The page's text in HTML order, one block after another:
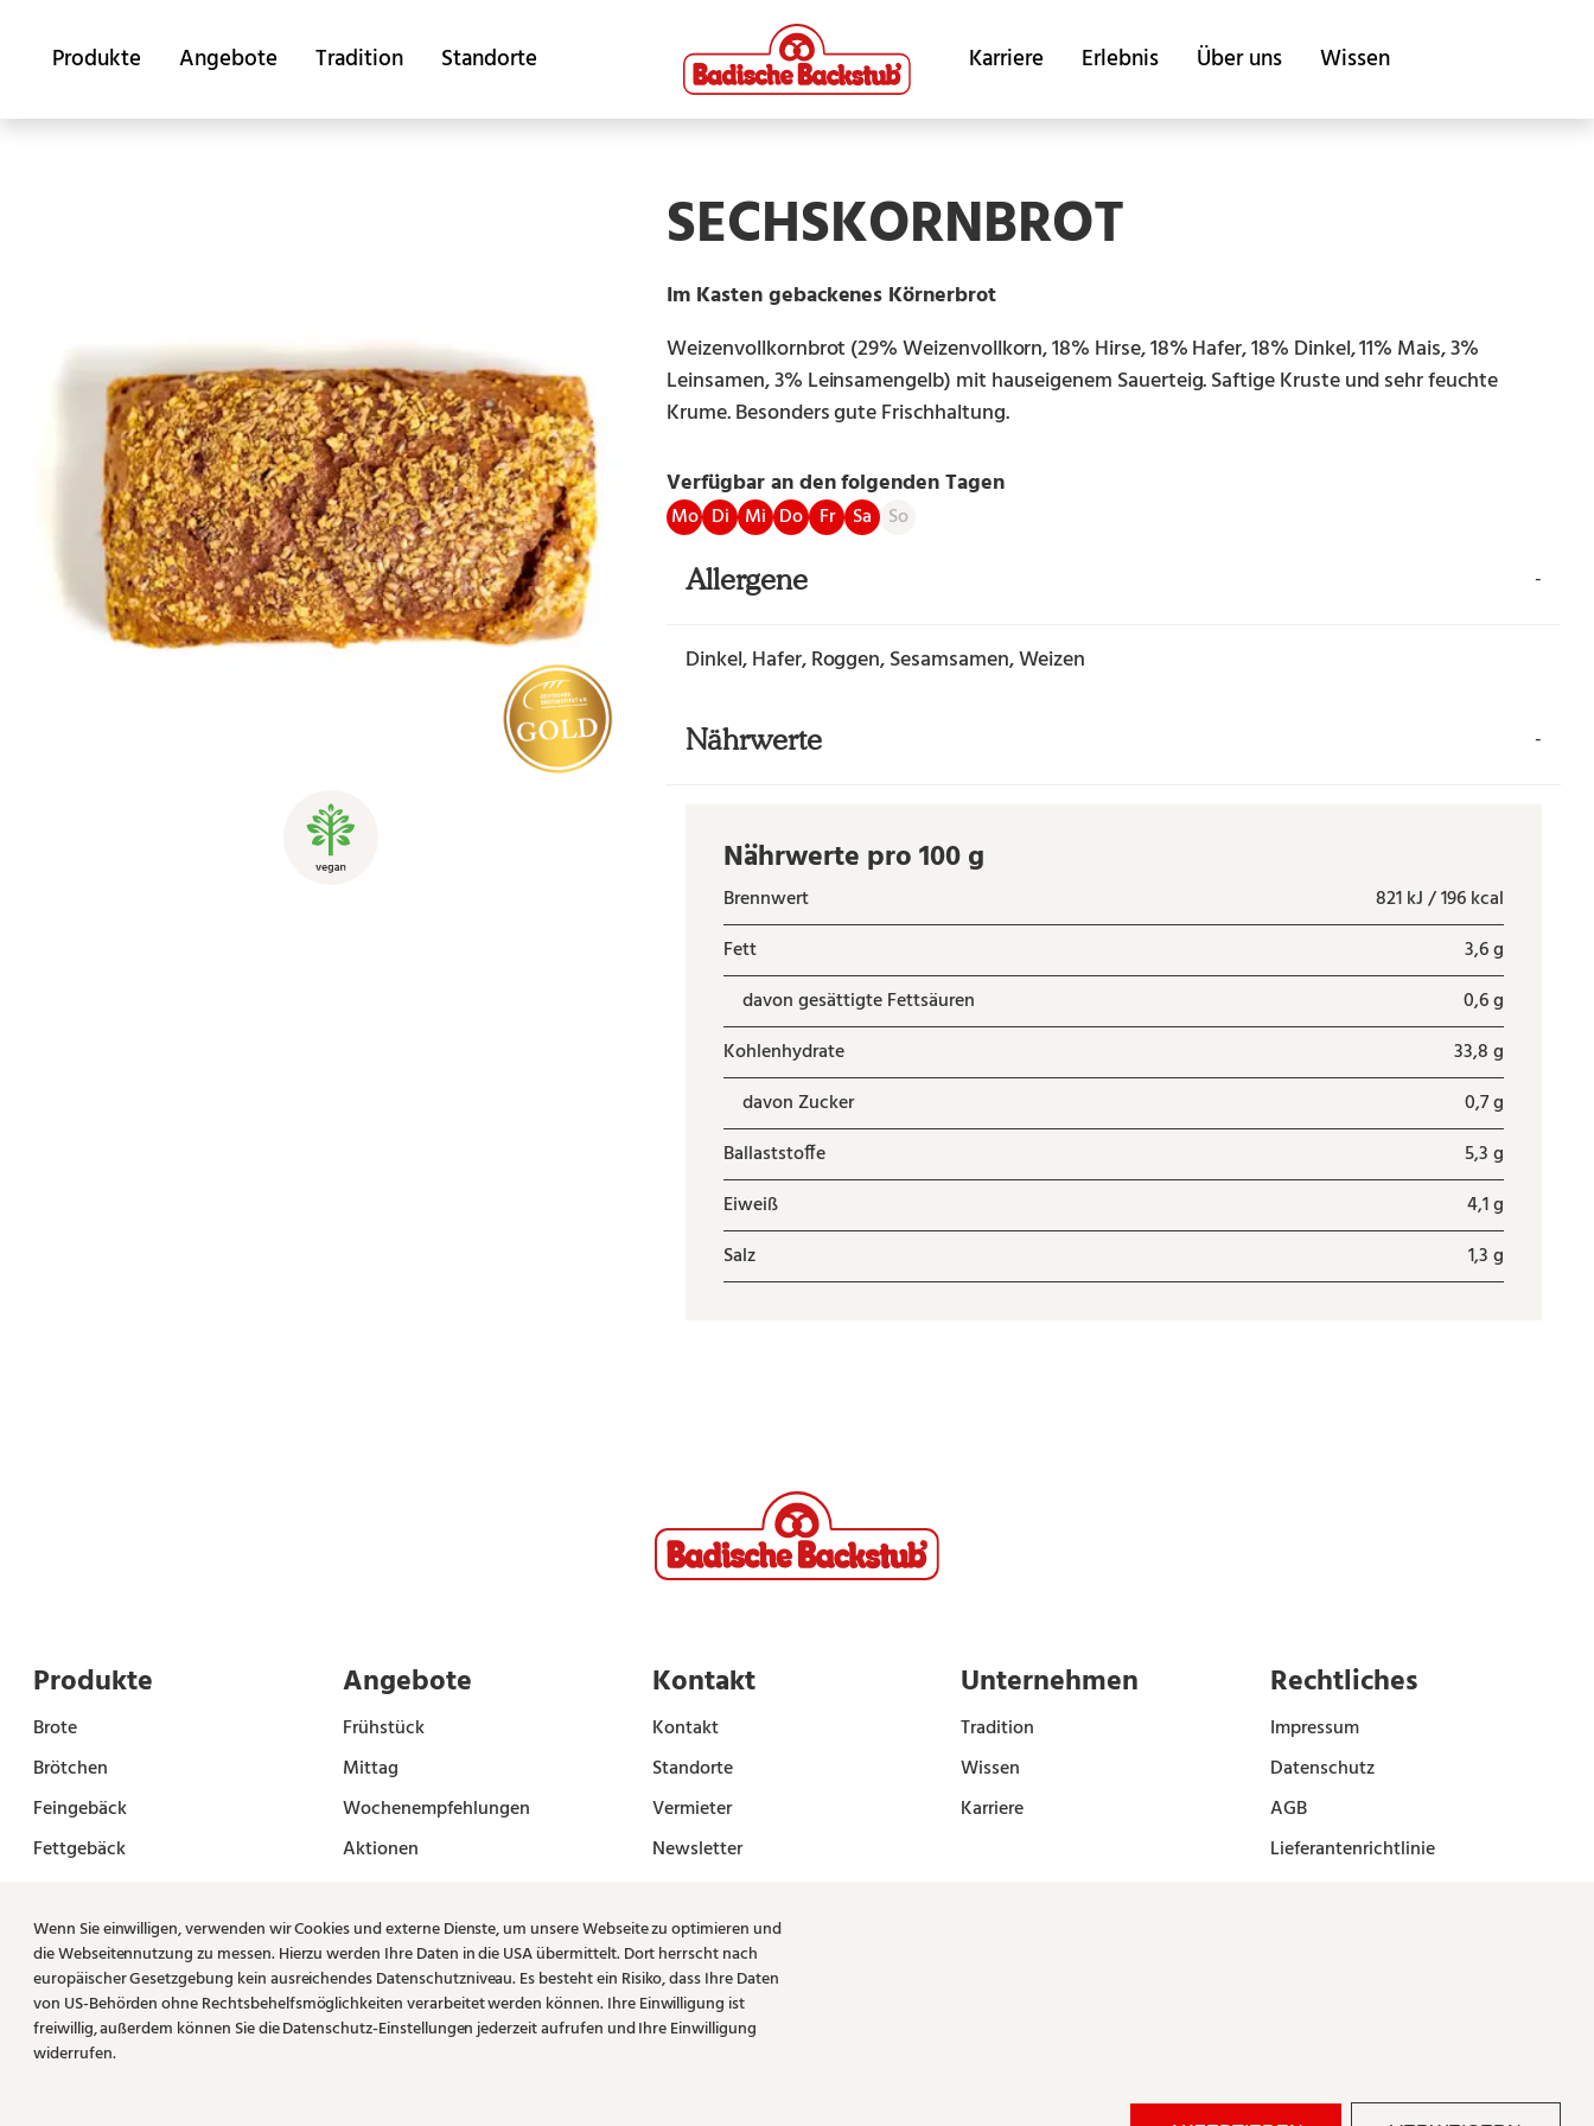
Produkte Angebote Tradition Standorte Karriere Erlebnis Über uns Wissen
SECHSKORNBROT
Im Kasten gebackenes Körnerbrot
Weizenvollkornbrot (29% Weizenvollkorn, 18% Hirse, 18% Hafer, 18% Dinkel, 11% Mais, 3%
Leinsamen, 3% Leinsamengelb) mit hauseigenem Sauerteig. Saftige Kruste und sehr feuchte
Krume. Besonders gute Frischhaltung.
Verfügbar an den folgenden Tagen
Mo Di Mi Do Fr Sa So
Allergene -
Dinkel, Hafer, Roggen, Sesamsamen, Weizen
Nährwerte -
Nährwerte pro 100 g
Brennwert
821 kJ / 196 kcal
Fett
3,6 g
davon gesättigte Fettsäuren
0,6 g
Kohlenhydrate
33,8 g
davon Zucker
0,7 g
Ballaststoffe
5,3 g
Eiweiß
4,1 g
Salz
1,3 g
Produkte
Brote
Brötchen
Feingebäck
Fettgebäck
Vorbestellung
Angebote
Frühstück
Mittag
Wochenempfehlungen
Aktionen
Kontakt
Kontakt
Standorte
Vermieter
Newsletter
Unternehmen
Tradition
Wissen
Karriere
Rechtliches
Impressum
Datenschutz
AGB
Lieferantenrichtlinie
Wenn Sie einwilligen, verwenden wir Cookies und externe Dienste, um unsere Webseite zu optimieren und
die Webseitennutzung zu messen. Hierzu werden Ihre Daten in die USA übermittelt. Dort herrscht nach
europäischer Gesetzgebung kein ausreichendes Datenschutzniveau. Es besteht ein Risiko, dass Ihre Daten
von US-Behörden ohne Rechtsbehelfsmöglichkeiten verarbeitet werden können. Ihre Einwilligung ist
freiwillig, außerdem können Sie die Datenschutz-Einstellungen jederzeit aufrufen und Ihre Einwilligung
widerrufen.